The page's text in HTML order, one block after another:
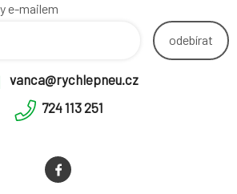
e-mailem
odebírat
vanca@rychlepneu.cz
724 113 251